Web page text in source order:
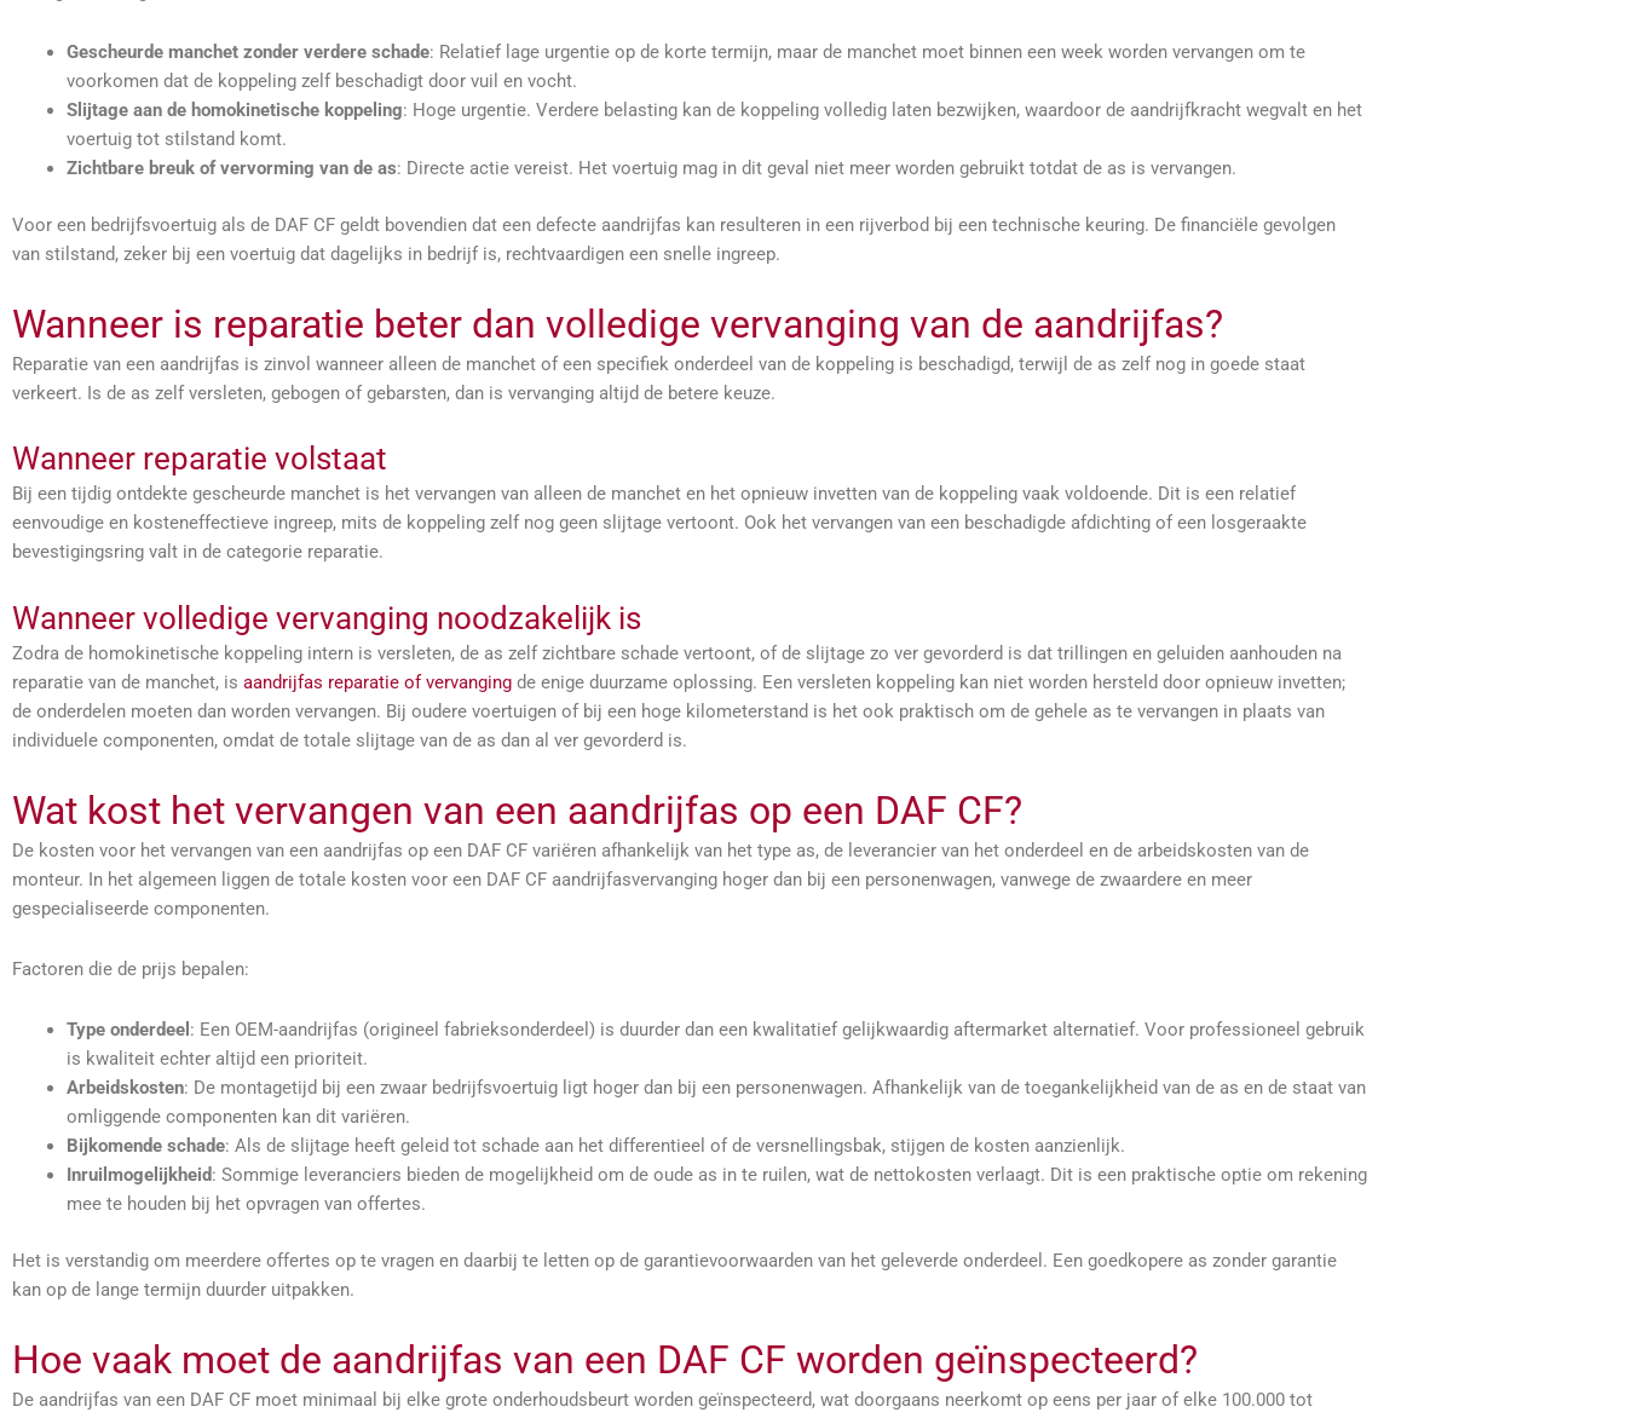
Gescheurde manchet zonder verdere schade: Relatief lage urgentie op de korte termijn, maar de manchet moet binnen een week worden vervangen om te
voorkomen dat de koppeling zelf beschadigt door vuil en vocht.
Slijtage aan de homokinetische koppeling: Hoge urgentie. Verdere belasting kan de koppeling volledig laten bezwijken, waardoor de aandrijfkracht wegvalt en het
voertuig tot stilstand komt.
Zichtbare breuk of vervorming van de as: Directe actie vereist. Het voertuig mag in dit geval niet meer worden gebruikt totdat de as is vervangen.
Voor een bedrijfsvoertuig als de DAF CF geldt bovendien dat een defecte aandrijfas kan resulteren in een rijverbod bij een technische keuring. De financiële gevolgen
van stilstand, zeker bij een voertuig dat dagelijks in bedrijf is, rechtvaardigen een snelle ingreep.
Wanneer is reparatie beter dan volledige vervanging van de aandrijfas?
Reparatie van een aandrijfas is zinvol wanneer alleen de manchet of een specifiek onderdeel van de koppeling is beschadigd, terwijl de as zelf nog in goede staat
verkeert. Is de as zelf versleten, gebogen of gebarsten, dan is vervanging altijd de betere keuze.
Wanneer reparatie volstaat
Bij een tijdig ontdekte gescheurde manchet is het vervangen van alleen de manchet en het opnieuw invetten van de koppeling vaak voldoende. Dit is een relatief
eenvoudige en kosteneffectieve ingreep, mits de koppeling zelf nog geen slijtage vertoont. Ook het vervangen van een beschadigde afdichting of een losgeraakte
bevestigingsring valt in de categorie reparatie.
Wanneer volledige vervanging noodzakelijk is
Zodra de homokinetische koppeling intern is versleten, de as zelf zichtbare schade vertoont, of de slijtage zo ver gevorderd is dat trillingen en geluiden aanhouden na
reparatie van de manchet, is aandrijfas reparatie of vervanging de enige duurzame oplossing. Een versleten koppeling kan niet worden hersteld door opnieuw invetten;
de onderdelen moeten dan worden vervangen. Bij oudere voertuigen of bij een hoge kilometerstand is het ook praktisch om de gehele as te vervangen in plaats van
individuele componenten, omdat de totale slijtage van de as dan al ver gevorderd is.
Wat kost het vervangen van een aandrijfas op een DAF CF?
De kosten voor het vervangen van een aandrijfas op een DAF CF variëren afhankelijk van het type as, de leverancier van het onderdeel en de arbeidskosten van de
monteur. In het algemeen liggen de totale kosten voor een DAF CF aandrijfasvervanging hoger dan bij een personenwagen, vanwege de zwaardere en meer
gespecialiseerde componenten.
Factoren die de prijs bepalen:
Type onderdeel : Een OEM-aandrijfas (origineel fabrieksonderdeel) is duurder dan een kwalitatief gelijkwaardig aftermarket alternatief. Voor professioneel gebruik
is kwaliteit echter altijd een prioriteit.
Arbeidskosten: De montagetijd bij een zwaar bedrijfsvoertuig ligt hoger dan bij een personenwagen. Afhankelijk van de toegankelijkheid van de as en de staat van
omliggende componenten kan dit variëren.
Bijkomende schade: Als de slijtage heeft geleid tot schade aan het differentieel of de versnellingsbak, stijgen de kosten aanzienlijk.
Inruilmogelijkheid: Sommige leveranciers bieden de mogelijkheid om de oude as in te ruilen, wat de nettokosten verlaagt. Dit is een praktische optie om rekening
mee te houden bij het opvragen van offertes.
Het is verstandig om meerdere offertes op te vragen en daarbij te letten op de garantievoorwaarden van het geleverde onderdeel. Een goedkopere as zonder garantie
kan op de lange termijn duurder uitpakken.
Hoe vaak moet de aandrijfas van een DAF CF worden geïnspecteerd?
De aandrijfas van een DAF CF moet minimaal bij elke grote onderhoudsbeurt worden geïnspecteerd, wat doorgaans neerkomt op eens per jaar of elke 100.000 tot